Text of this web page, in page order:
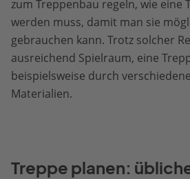
zum Treppenbau regeln, wie eine
werden muss, damit man sie
gebrauchen kann. Trotz solcher
ausreichend Spielraum, eine
beispielsweise durch
Materialien.
Treppe planen: